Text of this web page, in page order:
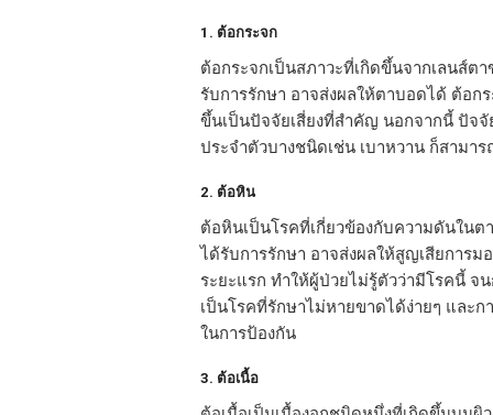
1. ต้อกระจก
ต้อกระจกเป็นสภาวะที่เกิดขึ้นจากเลนส์ต
รับการรักษา อาจส่งผลให้ตาบอดได้ ต้อก
ขึ้นเป็นปัจจัยเสี่ยงที่สำคัญ นอกจากนี้ ปัจ
ประจำตัวบางชนิดเช่น เบาหวาน ก็สามา
2. ต้อหิน
ต้อหินเป็นโรคที่เกี่ยวข้องกับความดันในต
ได้รับการรักษา อาจส่งผลให้สูญเสียการ
ระยะแรก ทำให้ผู้ป่วยไม่รู้ตัวว่ามีโรคนี้ จ
เป็นโรคที่รักษาไม่หายขาดได้ง่ายๆ และ
ในการป้องกัน
3. ต้อเนื้อ